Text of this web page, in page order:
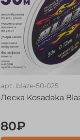
арт. blaze-50-025
Леска Kosadaka
80₽